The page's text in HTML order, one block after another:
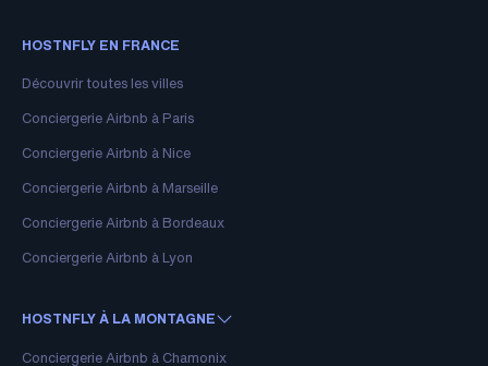
HOSTNFLY EN FRANCE
Découvrir toutes les villes
Conciergerie Airbnb à Paris
Conciergerie Airbnb à Nice
Conciergerie Airbnb à Marseille
Conciergerie Airbnb à Bordeaux
Conciergerie Airbnb à Lyon
HOSTNFLY À LA MONTAGNE
Conciergerie Airbnb à Chamonix